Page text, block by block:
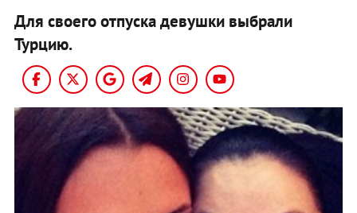
Для своего отпуска девушки выбрали
Турцию.